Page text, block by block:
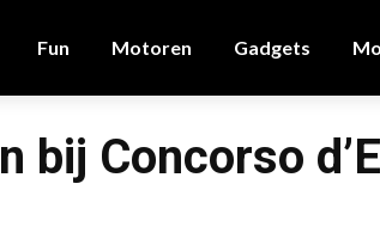
Fun Motoren Gadgets
Concorso